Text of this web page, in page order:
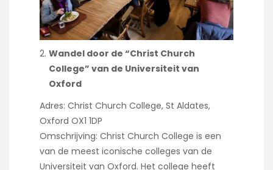
Wandel door de “Christ Church
College” van de Universiteit van
Oxford
Adres: Christ Church College, St Aldates,
Oxford OX1 1DP
Omschrijving: Christ Church College is een
van de meest iconische colleges van de
Universiteit van Oxford. Het college heeft